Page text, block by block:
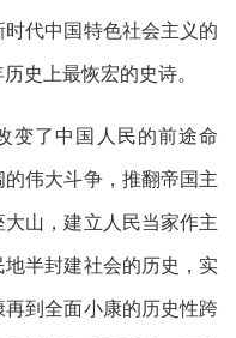
代中国特色社会主义的
史上最恢宏的史诗。
了中国人民的前途命
伟大斗争，推翻帝国主
山，建立人民当家作主
半封建社会的历史，实
到全面小康的历史性跨